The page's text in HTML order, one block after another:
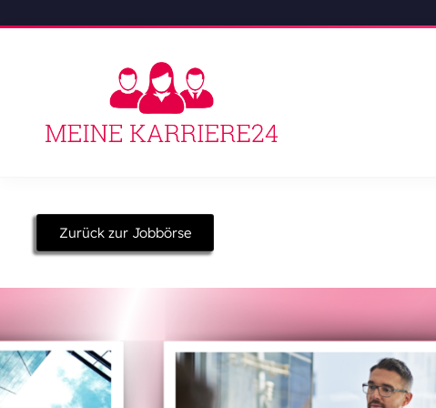
Zurück zur Jobbörse